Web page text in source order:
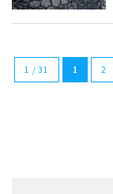
1 / 31 1 2